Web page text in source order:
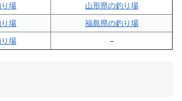
場
山形県の釣り場
場
福島県の釣り場
場
–